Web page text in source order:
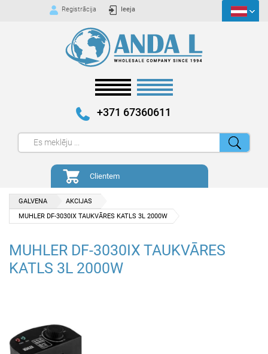
Registrācija Ieeja
+371 67360611
Clientem
GALVENA
AKCIJAS
MUHLER DF-3030IX TAUKVĀRES KATLS 3L 2000W
MUHLER DF-3030IX TAUKVĀRES
KATLS 3L 2000W